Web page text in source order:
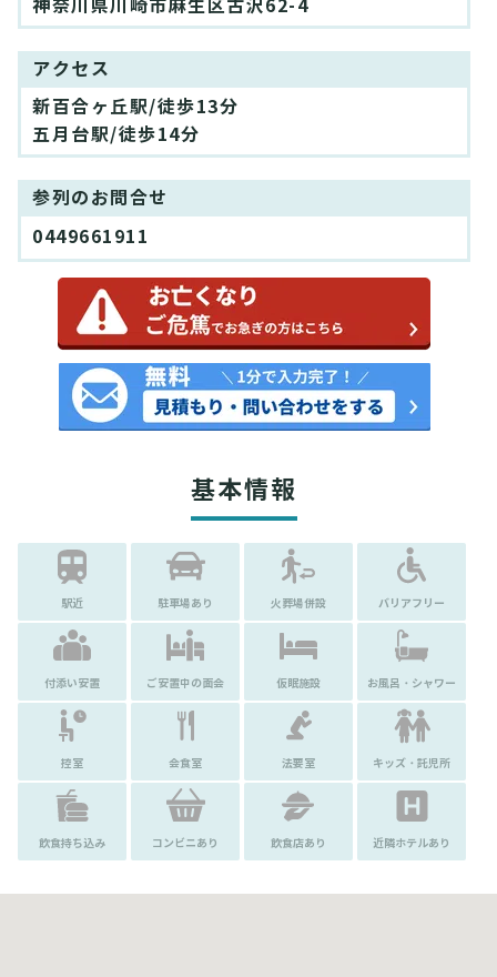
神奈川県川崎市麻生区古沢62-4
アクセス
新百合ヶ丘駅/徒歩13分
五月台駅/徒歩14分
参列のお問合せ
0449661911
基本情報
駅近 駐車場あり 火葬場併設 バリアフリー
付添い安置 ご安置中の面会 仮眠施設 お風呂・シャワー
控室 会食室 法要室 キッズ・託児所
飲食持ち込み コンビニあり 飲食店あり 近隣ホテルあり